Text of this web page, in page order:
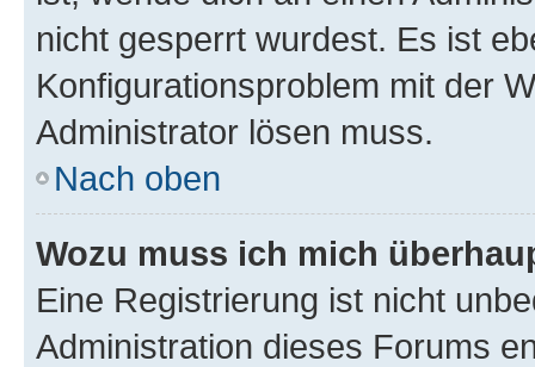
nicht gesperrt wurdest. Es ist
Konfigurationsproblem mit der
Administrator lösen muss.
Nach oben
Wozu muss ich mich
Eine Registrierung ist nicht
Administration dieses Forums